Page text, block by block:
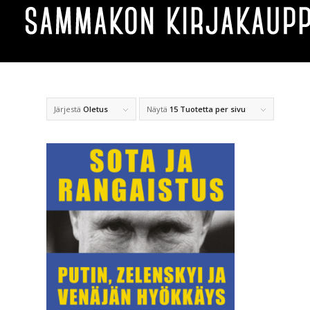
Järjestä Oletus Näytä 15 Tuotetta per sivu